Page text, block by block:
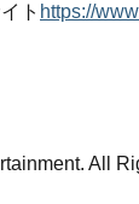
ト https://
All